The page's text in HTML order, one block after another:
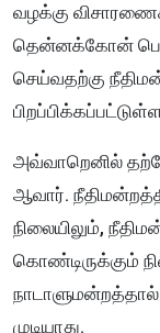
வழக்கு
தென்னக்கோன்
செய்வதற்கு
அவ்வாறெனில்
ஆவார்.
நிலையிலும்,
கொண்டிருக்கும்
முடியாது.